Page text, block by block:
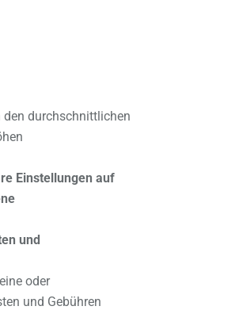
durchschnittlichen
Einstellungen auf
und
oder
und Gebühren